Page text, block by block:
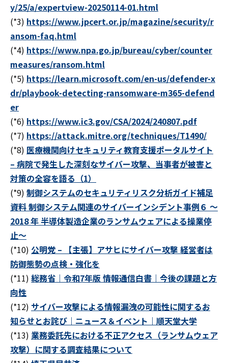
y/25/a/expertview-20250114-01.html
(*3) https://www.jpcert.or.jp/magazine/security/r
ansom-faq.html
(*4) https://www.npa.go.jp/bureau/cyber/counter
measures/ransom.html
(*5) https://learn.microsoft.com/en-us/defender-x
dr/playbook-detecting-ransomware-m365-defend
er
(*6) https://www.ic3.gov/CSA/2024/240807.pdf
(*7) https://attack.mitre.org/techniques/T1490/
(*8) 医療機関向けセキュリティ教育支援ポータルサイト
– 病院で発生した深刻なサイバー攻撃、当事者が被害と
対策の全容を語る（1）
(*9) 制御システムのセキュリティリスク分析ガイド補足
資料 制御システム関連のサイバーインシデント事例６ ～
2018 年 半導体製造企業のランサムウェアによる操業停
止～
(*10) 公明党 – 【主張】アサヒにサイバー攻撃 経営者は
防御態勢の点検・強化を
(*11) 総務省｜令和7年版 情報通信白書｜今後の課題と方
向性
(*12) サイバー攻撃による情報漏洩の可能性に関するお
知らせとお詫び｜ニュース＆イベント｜順天堂大学
(*13) 業務委託先における不正アクセス（ランサムウェア
攻撃）に関する調査結果について